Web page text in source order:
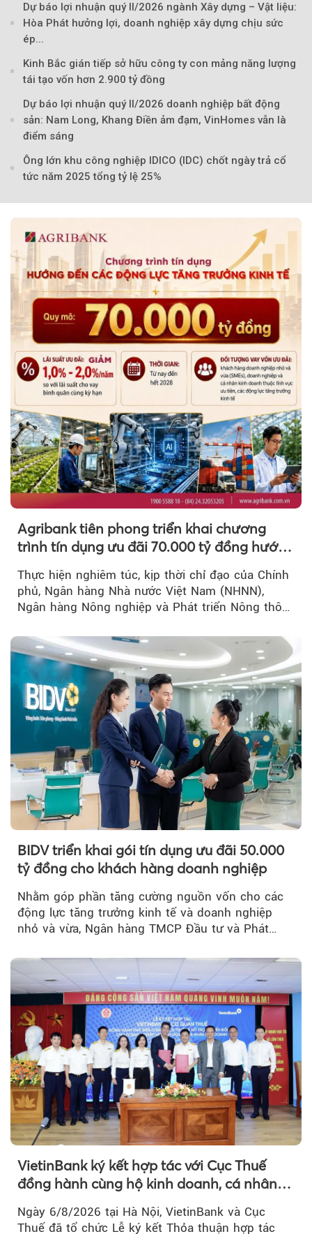
Dự báo lợi nhuận quý II/2026 ngành Xây dựng – Vật liệu:
Hòa Phát hưởng lợi, doanh nghiệp xây dựng chịu sức
ép...
Kinh Bắc gián tiếp sở hữu công ty con mảng năng lượng
tái tạo vốn hơn 2.900 tỷ đồng
Dự báo lợi nhuận quý II/2026 doanh nghiệp bất động
sản: Nam Long, Khang Điền ảm đạm, VinHomes vẫn là
điểm sáng
Ông lớn khu công nghiệp IDICO (IDC) chốt ngày trả cổ
tức năm 2025 tổng tỷ lệ 25%
Agribank tiên phong triển khai chương
trình tín dụng ưu đãi 70.000 tỷ đồng hướng
Thực hiện nghiêm túc, kịp thời chỉ đạo của Chính
phủ, Ngân hàng Nhà nước Việt Nam (NHNN),
Ngân hàng Nông nghiệp và Phát triển Nông thôn
BIDV triển khai gói tín dụng ưu đãi 50.000
tỷ đồng cho khách hàng doanh nghiệp
Nhằm góp phần tăng cường nguồn vốn cho các
động lực tăng trưởng kinh tế và doanh nghiệp
nhỏ và vừa, Ngân hàng TMCP Đầu tư và Phát
VietinBank ký kết hợp tác với Cục Thuế
đồng hành cùng hộ kinh doanh, cá nhân
đổi số
Ngày 6/8/2026 tại Hà Nội, VietinBank và Cục
Thuế đã tổ chức Lễ ký kết Thỏa thuận hợp tác